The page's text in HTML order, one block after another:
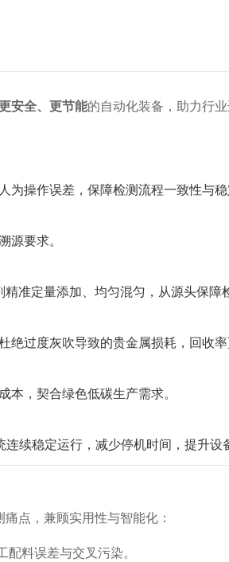
安全、更节能的自动化装备，助力行业
操作误差，保障检测流程一致性与稳
源要求。
准定量添加、均匀混匀，从源头保障
过度灰吹导致的贵金属损耗，回收率
，契合绿色低碳生产需求。
续稳定运行，减少停机时间，提升设
点，兼顾实用性与智能化：
配料误差与交叉污染。